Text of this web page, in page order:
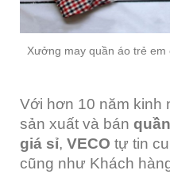
Xưởng may quần áo trẻ em
Với hơn 10 năm kinh
sản xuất và bán
giá sỉ, VECO tự tin
cũng như Khách